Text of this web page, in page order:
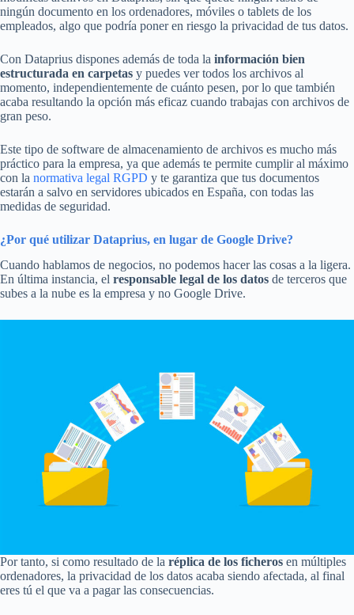
ningún documento en los ordenadores, móviles o tablets de los
empleados, algo que podría poner en riesgo la privacidad de tus datos.
Con Dataprius dispones además de toda la información bien
estructurada en carpetas y puedes ver todos los archivos al
momento, independientemente de cuánto pesen, por lo que también
acaba resultando la opción más eficaz cuando trabajas con archivos de
gran peso.
Este tipo de software de almacenamiento de archivos es mucho más
práctico para la empresa, ya que además te permite cumplir al máximo
con la normativa legal RGPD y te garantiza que tus documentos
estarán a salvo en servidores ubicados en España, con todas las
medidas de seguridad.
¿Por qué utilizar Dataprius, en lugar de Google Drive?
Cuando hablamos de negocios, no podemos hacer las cosas a la ligera.
En última instancia, el responsable legal de los datos de terceros que
subes a la nube es la empresa y no Google Drive.
Por tanto, si como resultado de la réplica de los ficheros en múltiples
ordenadores, la privacidad de los datos acaba siendo afectada, al final
eres tú el que va a pagar las consecuencias.